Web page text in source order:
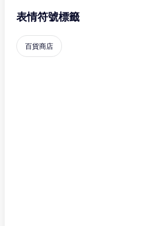
表情符號標籤
百貨商店